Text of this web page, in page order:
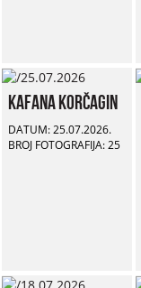
Kafana Korčagin
DATUM: 25.07.2026.
BROJ FOTOGRAFIJA: 25